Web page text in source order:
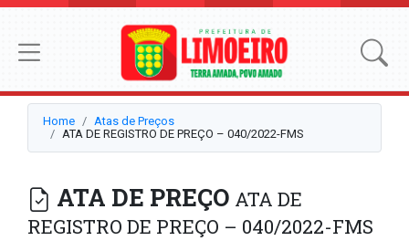
Home
Atas de Preços
ATA DE REGISTRO DE PREÇO – 040/2022-FMS
ATA DE PREÇO ATA DE
REGISTRO DE PREÇO – 040/2022-FMS